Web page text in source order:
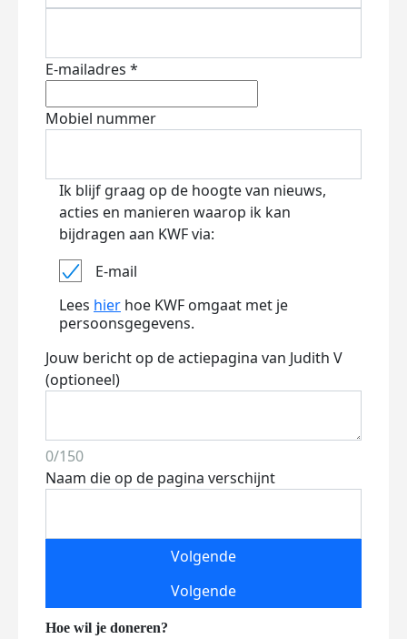
E-mailadres *
Mobiel nummer
Ik blijf graag op de hoogte van nieuws,
acties en manieren waarop ik kan
bijdragen aan KWF via:
E-mail
Lees hier hoe KWF omgaat met je
persoonsgegevens.
Jouw bericht op de actiepagina van Judith V
(optioneel)
0/150
Naam die op de pagina verschijnt
Volgende
Volgende